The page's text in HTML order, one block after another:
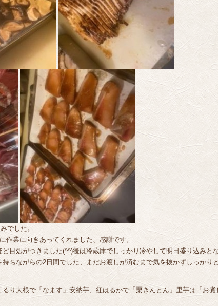
でした。
作業に向きあってくれました、感謝です。
目処がつきました(^^)後は冷蔵庫でしっかり冷やして明日盛り込みとな
ちながらの2日間でした、まだお渡しが済むまで気を抜かずしっかり
り大根で「なます」安納芋、紅はるかで「栗きんとん」里芋は「お煮